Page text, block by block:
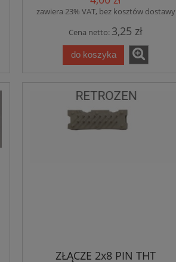
zawiera 23% VAT, bez kosztów dostawy
Cena netto: 3,25 zł
do koszyka
ZŁĄCZE 2x8 PIN THT